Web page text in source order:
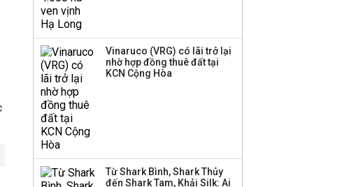
hàng
TOP 10 ngân hàng lãi
Công ty 100 tỷ của
Vinaruco (VRG) có lãi trở lại
nhờ hợp đồng thuê đất tại
KCN Cộng Hòa
Từ Shark Bình, Shark Thủy
đến Shark Tam, Khải Silk: Ai